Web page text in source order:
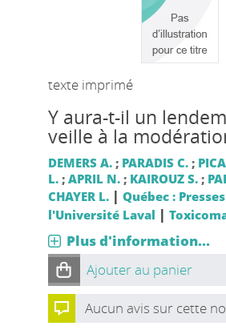
texte imprimé
Y aura-t-il un
veille à la
DEMERS A.; PARADIS C.;
L.; APRIL N.; KAIROUZ S.;
CHAYER L. | Québec :
l'Université Laval |
Plus d'information...
Ajouter au panier
Aucun avis sur cette